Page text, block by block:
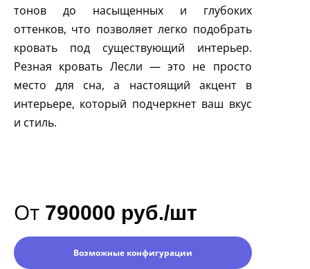
тонов до насыщенных и глубоких
оттенков, что позволяет легко подобрать
кровать под существующий интерьер.
Резная кровать Лесли — это не просто
место для сна, а настоящий акцент в
интерьере, который подчеркнет ваш вкус
и стиль.
От 790000 руб./шт
Возможные конфигурации